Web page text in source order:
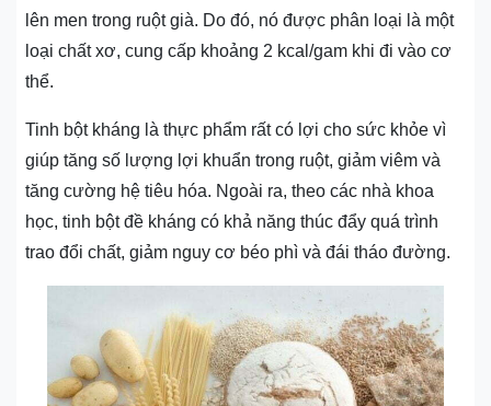
lên men trong ruột già. Do đó, nó được phân loại là một
loại chất xơ, cung cấp khoảng 2 kcal/gam khi đi vào cơ
thể.
Tinh bột kháng là thực phẩm rất có lợi cho sức khỏe vì
giúp tăng số lượng lợi khuẩn trong ruột, giảm viêm và
tăng cường hệ tiêu hóa. Ngoài ra, theo các nhà khoa
học, tinh bột đề kháng có khả năng thúc đẩy quá trình
trao đổi chất, giảm nguy cơ béo phì và đái tháo đường.